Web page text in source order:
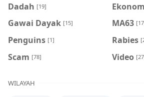
Dadah [19]
Gawai Dayak [15] MA63
Penguins [1] Rabies
Scam [78] Video
WILAYAH